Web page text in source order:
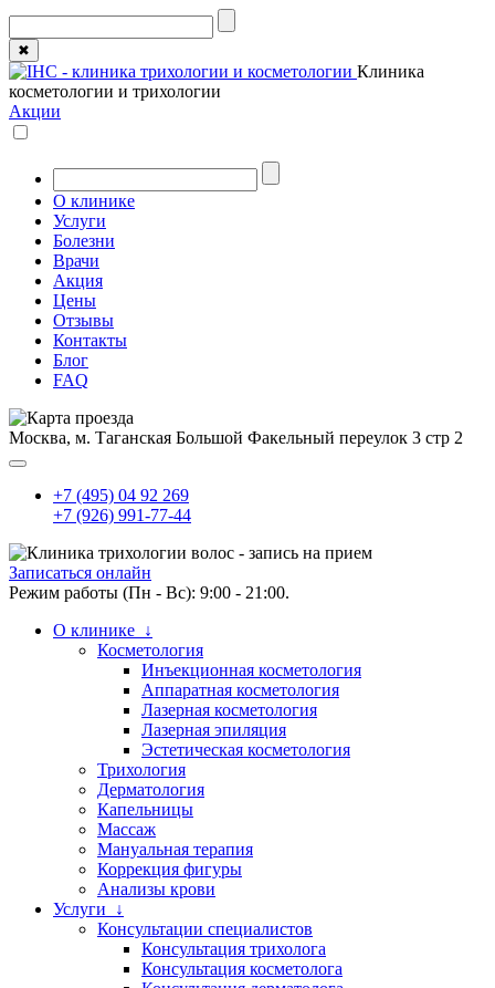
✖
Клиника
косметологии и трихологии
Акции
О клинике
Услуги
Болезни
Врачи
Акция
Цены
Отзывы
Контакты
Блог
FAQ
Москва, м. Таганская Большой Факельный переулок 3 стр 2
+7 (495) 04 92 269
+7 (926) 991-77-44
Записаться онлайн
Режим работы (Пн - Вс): 9:00 - 21:00.
О клинике ↓
Косметология
Инъекционная косметология
Аппаратная косметология
Лазерная косметология
Лазерная эпиляция
Эстетическая косметология
Трихология
Дерматология
Капельницы
Массаж
Мануальная терапия
Коррекция фигуры
Анализы крови
Услуги ↓
Консультации специалистов
Консультация трихолога
Консультация косметолога